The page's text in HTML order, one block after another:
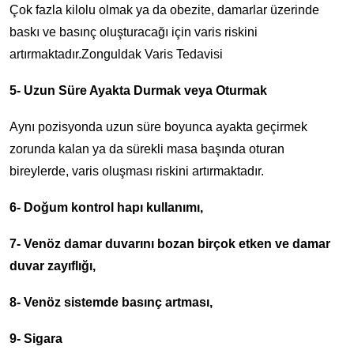
Çok fazla kilolu olmak ya da obezite, damarlar üzerinde
baskı ve basınç oluşturacağı için varis riskini
artırmaktadır.Zonguldak Varis Tedavisi
5- Uzun Süre Ayakta Durmak veya Oturmak
Aynı pozisyonda uzun süre boyunca ayakta geçirmek
zorunda kalan ya da sürekli masa başında oturan
bireylerde, varis oluşması riskini artırmaktadır.
6- Doğum kontrol hapı kullanımı,
7- Venöz damar duvarını bozan birçok etken ve damar
duvar zayıflığı,
8- Venöz sistemde basınç artması,
9- Sigara